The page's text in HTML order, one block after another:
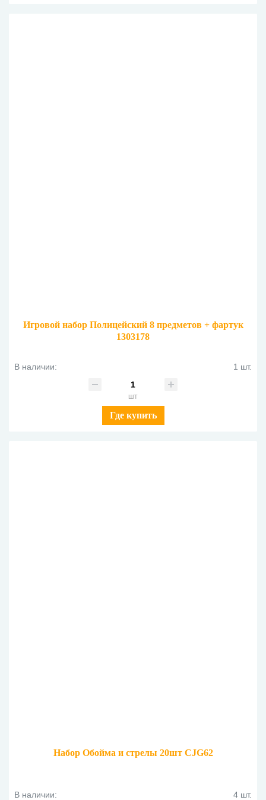
Игровой набор Полицейский 8 предметов + фартук
1303178
В наличии: 1 шт.
шт
Где купить
Набор Обойма и стрелы 20шт CJG62
В наличии: 4 шт.